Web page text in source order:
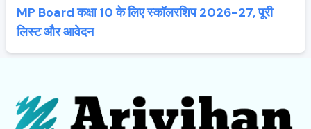
MP Board कक्षा 10 के लिए स्कॉलरशिप 2026-27, पूरी
लिस्ट और आवेदन